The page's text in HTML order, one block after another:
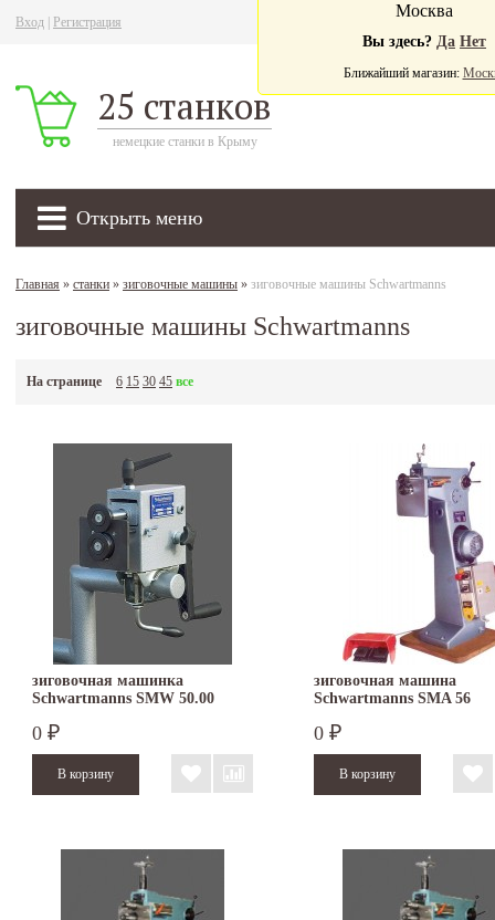
Вход Регистрация
25 станков
немецкие станки в Крыму
Открыть меню
Москва
Вы здесь? Да Нет
Ближайший магазин:
Главная » станки » зиговочные машины » зиговочные машины Schwartmanns
зиговочные машины Schwartmanns
На странице 6 15 30 45 все
зиговочная машинка
Schwartmanns SMW 50.00
0 ₽
зиговочная машина
Schwartmanns SMA 56
0 ₽